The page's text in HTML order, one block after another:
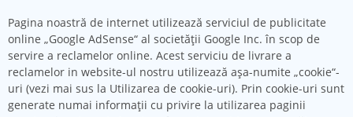
Pagina noastră de internet utilizează serviciul de publicitate
online „Google AdSense“ al societăţii Google Inc. în scop de
servire a reclamelor online. Acest serviciu de livrare a
reclamelor in website-ul nostru utilizează aşa-numite „cookie“-
uri (vezi mai sus la Utilizarea de cookie-uri). Prin cookie-uri sunt
generate numai informaţii cu privire la utilizarea paginii